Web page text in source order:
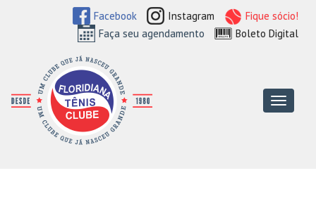
Facebook Instagram
Fique sócio!
Faça seu agendamento
Boleto Digital
Menu